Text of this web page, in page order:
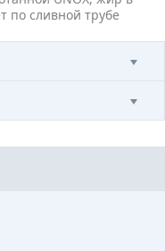
по сливной трубе